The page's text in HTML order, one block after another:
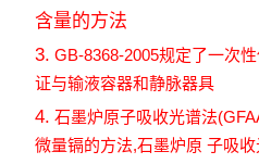
含量的方法
3. GB-8368-2005规定了一次
证与输液容器和静脉器具
4. 石墨炉原子吸收光谱法
微量镉的方法,石墨炉原 子吸